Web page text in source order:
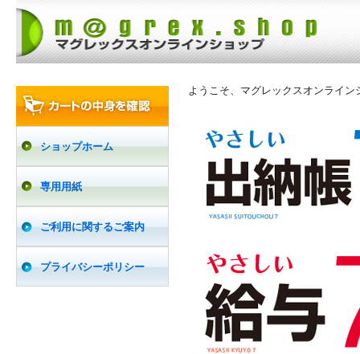
ショップホーム
専用用紙
ご利用に関するご案内
プライバシーポリシー
ようこそ、マグレックスオンライン